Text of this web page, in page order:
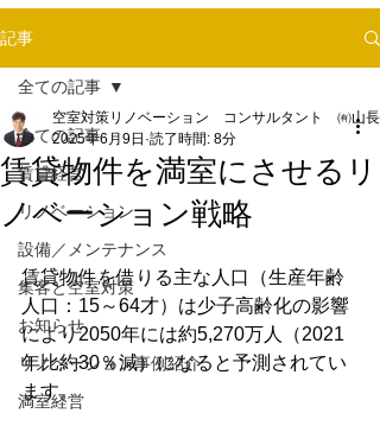
記事
全ての記事
賃貸経営
リノベーション
設備／メンテナンス
集客と空室対策
お知らせ
リノベーション事例紹介
満室経営
全ての記事
賃貸物件を満室にさせるリ
ノベーション戦略
空室対策リノベーション コンサルタント ㈲山長
2025年6月9日 読了時間: 8分
賃貸物件を借りる主な人口（生産年齢
人口：15～64才）は少子高齢化の影響
により2050年には約5,270万人（2021
年比約30％減）になると予測されてい
ます。